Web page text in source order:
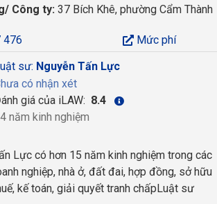
Công ty: 37 Bích Khê, phường Cẩm Thành
476
Mức phí
sư: Nguyễn Tấn Lực
có nhận xét
giá của iLAW: 8.4
năm kinh nghiệm
Lực có hơn 15 năm kinh nghiệm trong các
nghiệp, nhà ở, đất đai, hợp đồng, sở hữu
kế toán, giải quyết tranh chấpLuật sư